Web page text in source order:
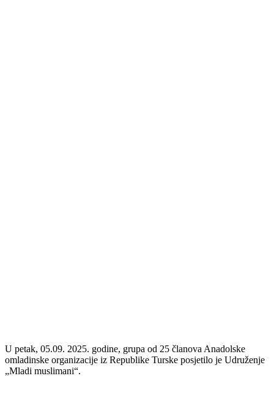
U petak, 05.09. 2025. godine, grupa od 25 članova Anadolske
omladinske organizacije iz Republike Turske posjetilo je Udruženje
„Mladi muslimani“.